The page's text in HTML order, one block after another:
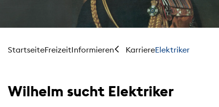
StartseiteFreizeitInformieren KarriereElektriker
Wilhelm sucht Elektriker